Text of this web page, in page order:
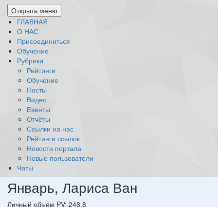
Открыть меню
ГЛАВНАЯ
О НАС
Присоединиться
Обучение
Рубрики
Рейтинги
Обучение
Посты
Видео
Евенты
Отчёты
Ссылки на нас
Рейтинги ссылок
Новости портала
Новые пользователи
Чаты
Январь, Лариса Ван
Личный объём PV: 248.8